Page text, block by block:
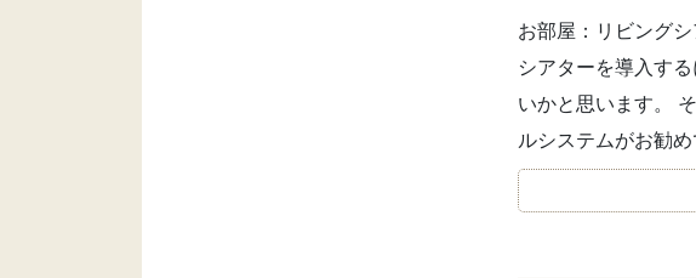
お部屋：リビング
シアターを導入す
いかと思います。
ルシステムがお勧